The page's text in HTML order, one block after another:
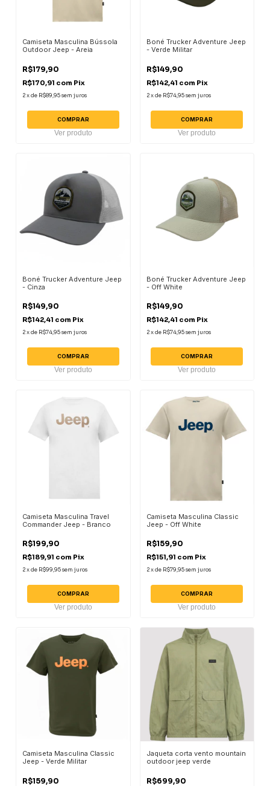
Camiseta Masculina Bússola
Outdoor Jeep - Areia
R$179,90
R$170,91 com Pix
2xde R$89,95sem juros
COMPRAR
Ver produto
Boné Trucker Adventure Jeep
- Verde Militar
R$149,90
R$142,41 com Pix
2 xde R$74,95 sem juros
COMPRAR
Ver produto
Boné Trucker Adventure Jeep
- Cinza
R$149,90
R$142,41 com Pix
2xde R$74,95sem juros
COMPRAR
Ver produto
Boné Trucker Adventure Jeep
- Off White
R$149,90
R$142,41 com Pix
2 xde R$74,95 sem juros
COMPRAR
Ver produto
Camiseta Masculina Travel
Commander Jeep - Branco
R$199,90
R$189,91 com Pix
2xde R$99,95sem juros
COMPRAR
Ver produto
Camiseta Masculina Classic
Jeep - Off White
R$159,90
R$151,91 com Pix
2 xde R$79,95 sem juros
COMPRAR
Ver produto
Camiseta Masculina Classic
Jeep - Verde Militar
R$159,90
Jaqueta corta vento mountain
outdoor jeep verde
R$699,90